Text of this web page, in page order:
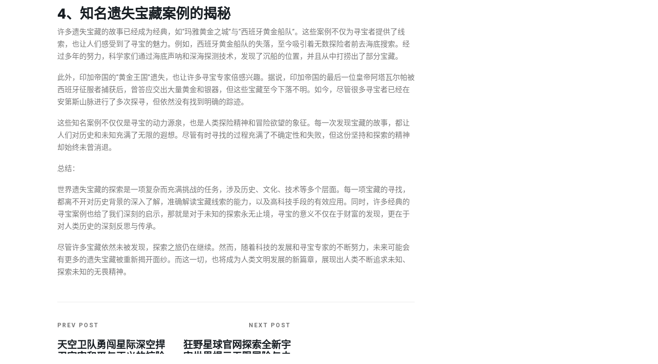
4、知名遗失宝藏案例的揭秘
许多遗失宝藏的故事已经成为经典，如“玛雅黄金之城”与“西班牙黄金船队”。这些案例不仅为寻宝者提供了线
索，也让人们感受到了寻宝的魅力。例如，西班牙黄金船队的失落，至今吸引着无数探险者前去海底搜索。经
过多年的努力，科学家们通过海底声呐和深海探测技术，发现了沉船的位置，并且从中打捞出了部分宝藏。
此外，印加帝国的“黄金王国”遗失，也让许多寻宝专家倍感兴趣。据说，印加帝国的最后一位皇帝阿塔瓦尔帕被
西班牙征服者捕获后，曾答应交出大量黄金和银器，但这些宝藏至今下落不明。如今，尽管很多寻宝者已经在
安第斯山脉进行了多次探寻，但依然没有找到明确的踪迹。
这些知名案例不仅仅是寻宝的动力源泉，也是人类探险精神和冒险欲望的象征。每一次发现宝藏的故事，都让
人们对历史和未知充满了无限的遐想。尽管有时寻找的过程充满了不确定性和失败，但这份坚持和探索的精神
却始终未曾消退。
总结：
世界遗失宝藏的探索是一项复杂而充满挑战的任务，涉及历史、文化、技术等多个层面。每一项宝藏的寻找，
都离不开对历史背景的深入了解，准确解读宝藏线索的能力，以及高科技手段的有效应用。同时，许多经典的
寻宝案例也给了我们深刻的启示，那就是对于未知的探索永无止境，寻宝的意义不仅在于财富的发现，更在于
对人类历史的深刻反思与传承。
尽管许多宝藏依然未被发现，探索之旅仍在继续。然而，随着科技的发展和寻宝专家的不断努力，未来可能会
有更多的遗失宝藏被重新揭开面纱。而这一切，也将成为人类文明发展的新篇章，展现出人类不断追求未知、
探索未知的无畏精神。
PREV POST
天空卫队勇闯星际深空捍
卫宇宙和平与正义的惊险
NEXT POST
狂野星球官网探索全新宇
宙世界揭示无限冒险与未